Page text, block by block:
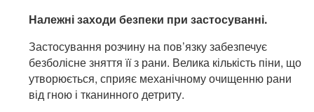
Належні заходи безпеки при застосуванні.
Застосування розчину на пов’язку забезпечує
безболісне зняття її з рани. Велика кількість піни, що
утворюється, сприяє механічному очищенню рани
від гною і тканинного детриту.